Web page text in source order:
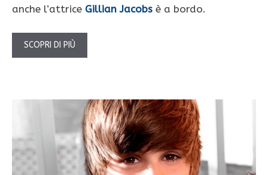
anche l’attrice Gillian Jacobs è a bordo.
SCOPRI DI PIÙ